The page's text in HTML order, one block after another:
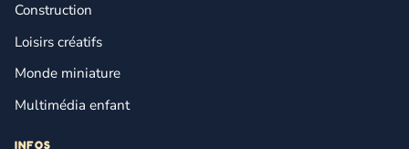
Construction
Loisirs créatifs
Monde miniature
Multimédia enfant
INFOS